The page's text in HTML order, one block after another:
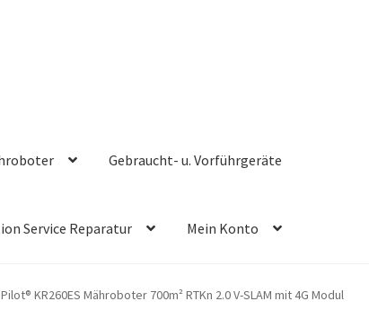
Gebraucht- u. Vorführgeräte
Service Reparatur Mein Konto
KR260ES Mähroboter 700m² RTKn 2.0 V-SLAM mit 4G Modul